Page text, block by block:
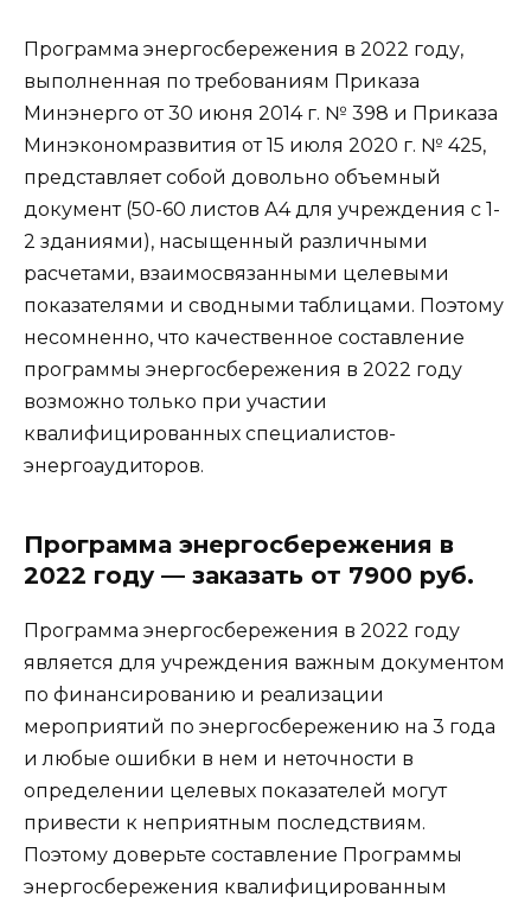
Программа энергосбережения в 2022 году,
выполненная по требованиям Приказа
Минэнерго от 30 июня 2014 г. № 398 и Приказа
Минэкономразвития от 15 июля 2020 г. № 425,
представляет собой довольно объемный
документ (50-60 листов А4 для учреждения с 1-
2 зданиями), насыщенный различными
расчетами, взаимосвязанными целевыми
показателями и сводными таблицами. Поэтому
несомненно, что качественное составление
программы энергосбережения в 2022 году
возможно только при участии
квалифицированных специалистов-
энергоаудиторов.
Программа энергосбережения в
2022 году — заказать от 7900 руб.
Программа энергосбережения в 2022 году
является для учреждения важным документом
по финансированию и реализации
мероприятий по энергосбережению на 3 года
и любые ошибки в нем и неточности в
определении целевых показателей могут
привести к неприятным последствиям.
Поэтому доверьте составление Программы
энергосбережения квалифицированным